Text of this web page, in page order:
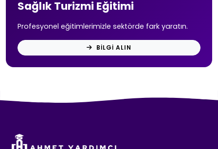
Sağlık Turizmi Eğitimi
Profesyonel eğitimlerimizle sektörde fark yaratın.
BILGI ALIN